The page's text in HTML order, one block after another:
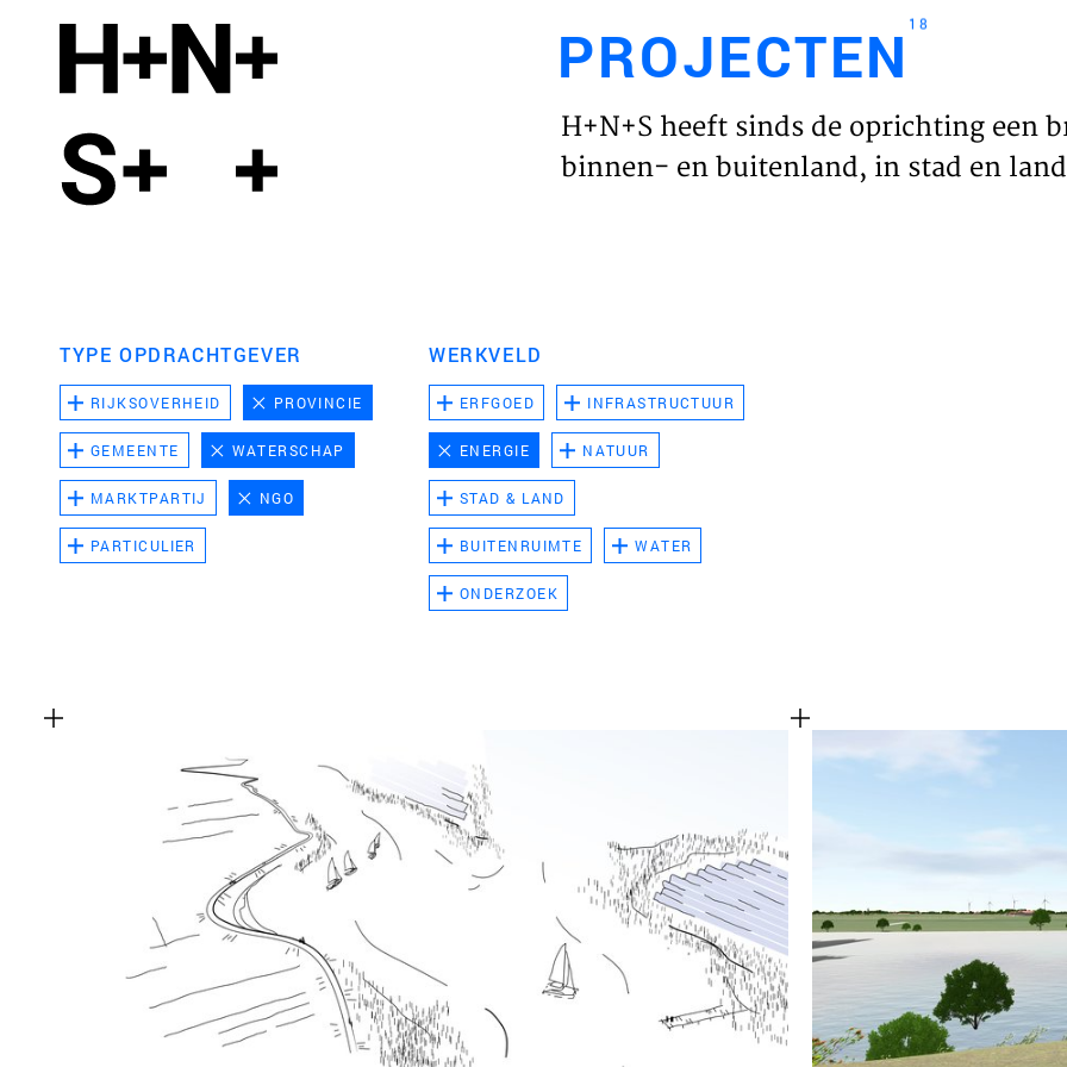
HOME
PROJECTEN 18
H+N+S heeft sinds de oprichting een
binnen- en buitenland, in stad en
TYPE OPDRACHTGEVER
RIJKSOVERHEID PROVINCIE
GEMEENTE WATERSCHAP
MARKTPARTIJ NGO
PARTICULIER
WERKVELD
ERFGOED INFRASTRUCTUUR
ENERGIE NATUUR
STAD & LAND
BUITENRUIMTE WATER
ONDERZOEK